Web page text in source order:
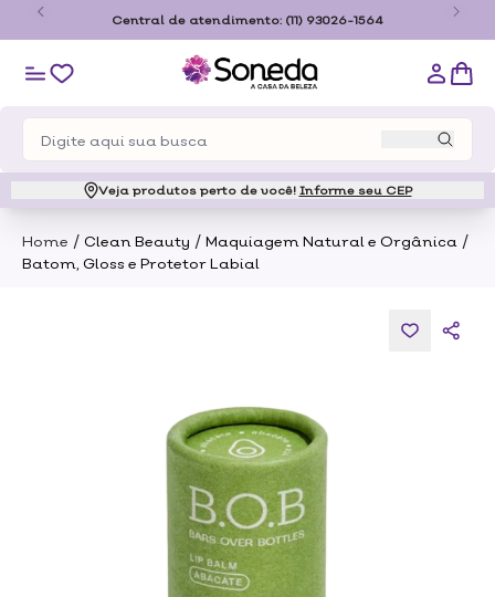
Central de atendimento: (11) 93026-1564
Veja produtos perto de você! Informe seu CEP
Home / Clean Beauty / Maquiagem Natural e Orgânica /
Batom, Gloss e Protetor Labial